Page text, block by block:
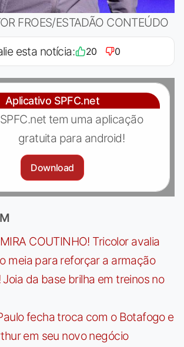
FROES/ESTADÃO CONTEÚDO
esta notícia: 20 0
Aplicativo SPFC.net
SPFC.net tem uma aplicação
gratuita para android!
Download
COUTINHO! Tricolor avalia
meia para reforçar a armação
Joia da base brilha em treinos no
fecha troca com o Botafogo e
em seu novo negócio